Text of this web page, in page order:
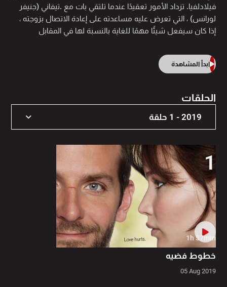
فيلادلفيا. تزداد الأمور تعقيدًا عندما تلتقي بات مع .تيفاني (جنيفر
لورانس) ، التي تعرض عليه مساعدته على إعادة الاتصال بزوجته ،
إذا كان سيفعل شيئًا مهمًا للغاية بالنسبة لها في المقابل
ابدأ المشاهدة
الحلقات
2019 - 1 حلقة
2019 - 1 حلقة
1
1h 57min
خطوط فضيه
05 Aug 2019